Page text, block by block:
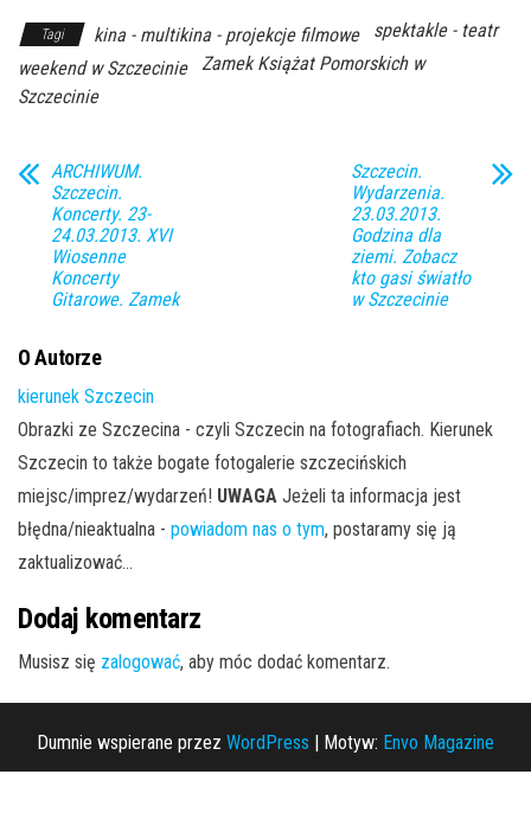
Tagi kina - multikina - projekcje filmowe
spektakle - teatr
weekend w Szczecinie
Zamek Książat Pomorskich w
Szczecinie
ARCHIWUM.
Szczecin.
Koncerty. 23-
24.03.2013. XVI
Wiosenne
Koncerty
Gitarowe. Zamek
Szczecin.
Wydarzenia.
23.03.2013.
Godzina dla
ziemi. Zobacz
kto gasi światło
w Szczecinie
O Autorze
kierunek Szczecin
Obrazki ze Szczecina - czyli Szczecin na fotografiach. Kierunek
Szczecin to także bogate fotogalerie szczecińskich
miejsc/imprez/wydarzeń! UWAGA Jeżeli ta informacja jest
błędna/nieaktualna - powiadom nas o tym, postaramy się ją
zaktualizować...
Dodaj komentarz
Musisz się zalogować, aby móc dodać komentarz.
Dumnie wspierane przez WordPress | Motyw: Envo Magazine